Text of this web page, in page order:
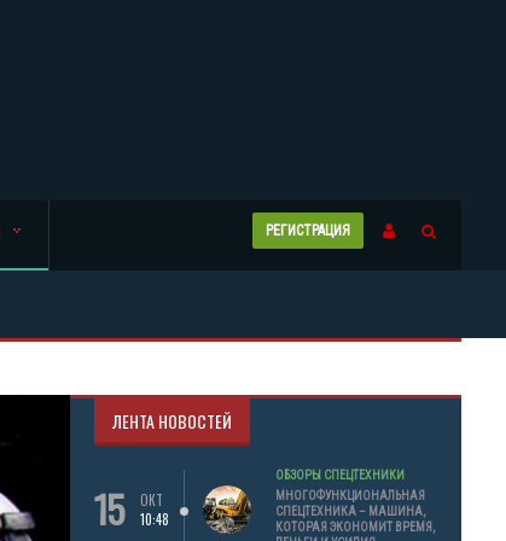
РЕГИСТРАЦИЯ
ЛЕНТА НОВОСТЕЙ
15
ОКТ
10:48
ОБЗОРЫ СПЕЦТЕХНИКИ
МНОГОФУНКЦИОНАЛЬНАЯ
СПЕЦТЕХНИКА – МАШИНА,
КОТОРАЯ ЭКОНОМИТ ВРЕМЯ,